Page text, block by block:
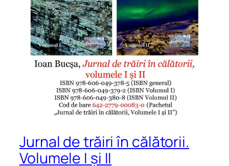
Jurnal de trăiri în călătorii.
Volumele I și II